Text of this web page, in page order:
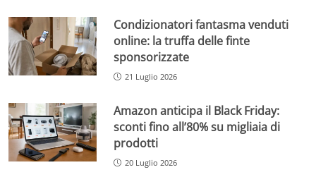
Condizionatori fantasma venduti
online: la truffa delle finte
sponsorizzate
21 Luglio 2026
Amazon anticipa il Black Friday:
sconti fino all’80% su migliaia di
prodotti
20 Luglio 2026